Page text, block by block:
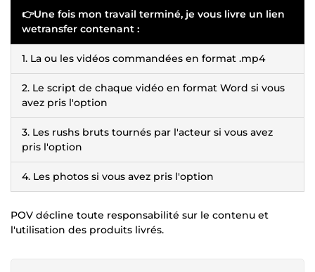
👉Une fois mon travail terminé, je vous livre un lien
wetransfer contenant :
1. La ou les vidéos commandées en format .mp4
2. Le script de chaque vidéo en format Word si vous
avez pris l'option
3. Les rushs bruts tournés par l'acteur si vous avez
pris l'option
4. Les photos si vous avez pris l'option
POV décline toute responsabilité sur le contenu et
l'utilisation des produits livrés.